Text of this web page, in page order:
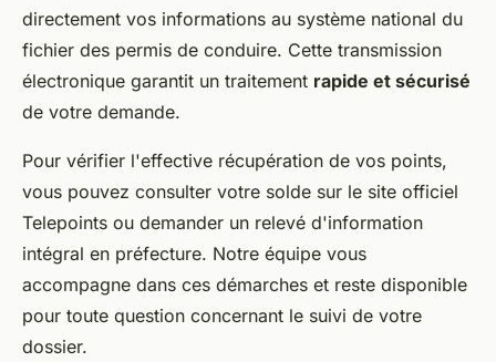
directement vos informations au système national du
fichier des permis de conduire. Cette transmission
électronique garantit un traitement rapide et sécurisé
de votre demande.
Pour vérifier l'effective récupération de vos points,
vous pouvez consulter votre solde sur le site officiel
Telepoints ou demander un relevé d'information
intégral en préfecture. Notre équipe vous
accompagne dans ces démarches et reste disponible
pour toute question concernant le suivi de votre
dossier.